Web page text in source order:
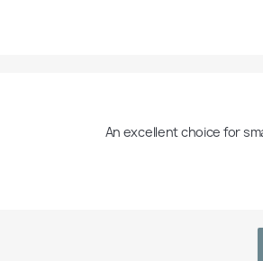
An excellent choice for